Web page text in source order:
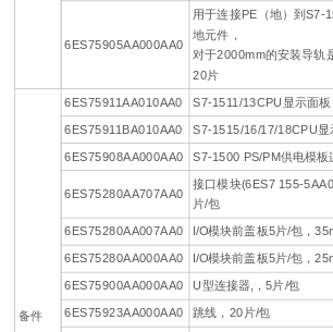
6ES75905AA000AA0
用于连接PE（地）到S7-
地元件，
对于2000mm的安装导轨
20片
备件
6ES75911AA010AA0 S7-1511/13CPU显示面板
6ES75911BA010AA0
S7-1515/16/17/18CPU显
6ES75908AA000AA0
S7-1500 PS/PM供电模
6ES75280AA707AA0
接口模块(6ES7 155-
片/包
6ES75280AA007AA0
I/O模块前盖板5片/包，
6ES75280AA000AA0
I/O模块前盖板5片/包，
6ES75900AA000AA0
U型连接器,，5片/包
6ES75923AA000AA0
跳线，20片/包